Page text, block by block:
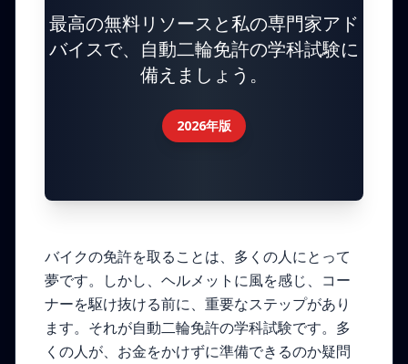
最高の無料リソースと私の専門家アド
バイスで、自動二輪免許の学科試験に
備えましょう。
2026年版
バイクの免許を取ることは、多くの人にとって
夢です。しかし、ヘルメットに風を感じ、コー
ナーを駆け抜ける前に、重要なステップがあり
ます。それが自動二輪免許の学科試験です。多
くの人が、お金をかけずに準備できるのか疑問